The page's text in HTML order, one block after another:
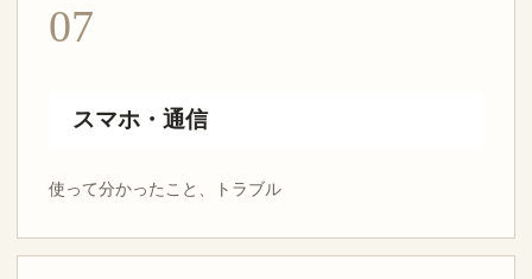
07
スマホ・通信
使って分かったこと、トラブル